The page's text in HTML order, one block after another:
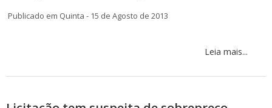
Publicado em Quinta - 15 de Agosto de 2013
Leia mais...